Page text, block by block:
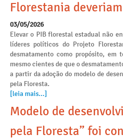
Florestania
03/05/2026
Elevar o PIB florestal estadual não
líderes políticos do Projeto
desmatamento como propósito, em
mesmo cientes de que o
a partir da adoção do modelo de
pela Floresta.
[leia mais...]
Modelo de
pela Floresta” foi